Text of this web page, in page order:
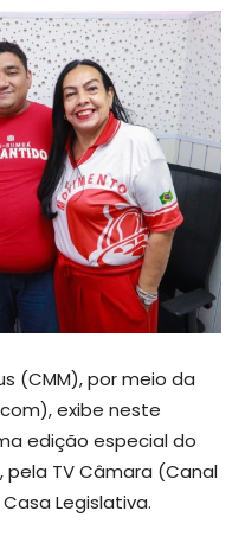
(CMM), por meio da
exibe neste
edição especial do
pela TV Câmara (Canal
Legislativa.